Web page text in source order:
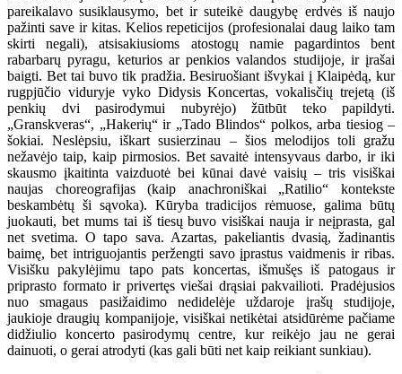
pareikalavo susiklausymo, bet ir suteikė daugybę erdvės iš naujo
pažinti save ir kitas. Kelios repeticijos (profesionalai daug laiko tam
skirti negali), atsisakiusioms atostogų namie pagardintos bent
rabarbarų pyragu, keturios ar penkios valandos studijoje, ir įrašai
baigti. Bet tai buvo tik pradžia. Besiruošiant išvykai į Klaipėdą, kur
rugpjūčio viduryje vyko Didysis Koncertas, vokalisčių trejetą (iš
penkių dvi pasirodymui nubyrėjo) žūtbūt teko papildyti.
„Granskveras“, „Hakerių“ ir „Tado Blindos“ polkos, arba tiesiog –
šokiai. Neslėpsiu, iškart susierzinau – šios melodijos toli gražu
nežavėjo taip, kaip pirmosios. Bet savaitė intensyvaus darbo, ir iki
skausmo įkaitinta vaizduotė bei kūnai davė vaisių – tris visiškai
naujas choreografijas (kaip anachroniškai „Ratilio“ kontekste
beskambėtų ši sąvoka). Kūryba tradicijos rėmuose, galima būtų
juokauti, bet mums tai iš tiesų buvo visiškai nauja ir neįprasta, gal
net svetima. O tapo sava. Azartas, pakeliantis dvasią, žadinantis
baimę, bet intriguojantis peržengti savo įprastus vaidmenis ir ribas.
Visišku pakylėjimu tapo pats koncertas, išmušęs iš patogaus ir
priprasto formato ir privertęs viešai drąsiai pakvailioti. Pradėjusios
nuo smagaus pasižaidimo nedidelėje uždaroje įrašų studijoje,
jaukioje draugių kompanijoje, visiškai netikėtai atsidūrėme pačiame
didžiulio koncerto pasirodymų centre, kur reikėjo jau ne gerai
dainuoti, o gerai atrodyti (kas gali būti net kaip reikiant sunkiau).